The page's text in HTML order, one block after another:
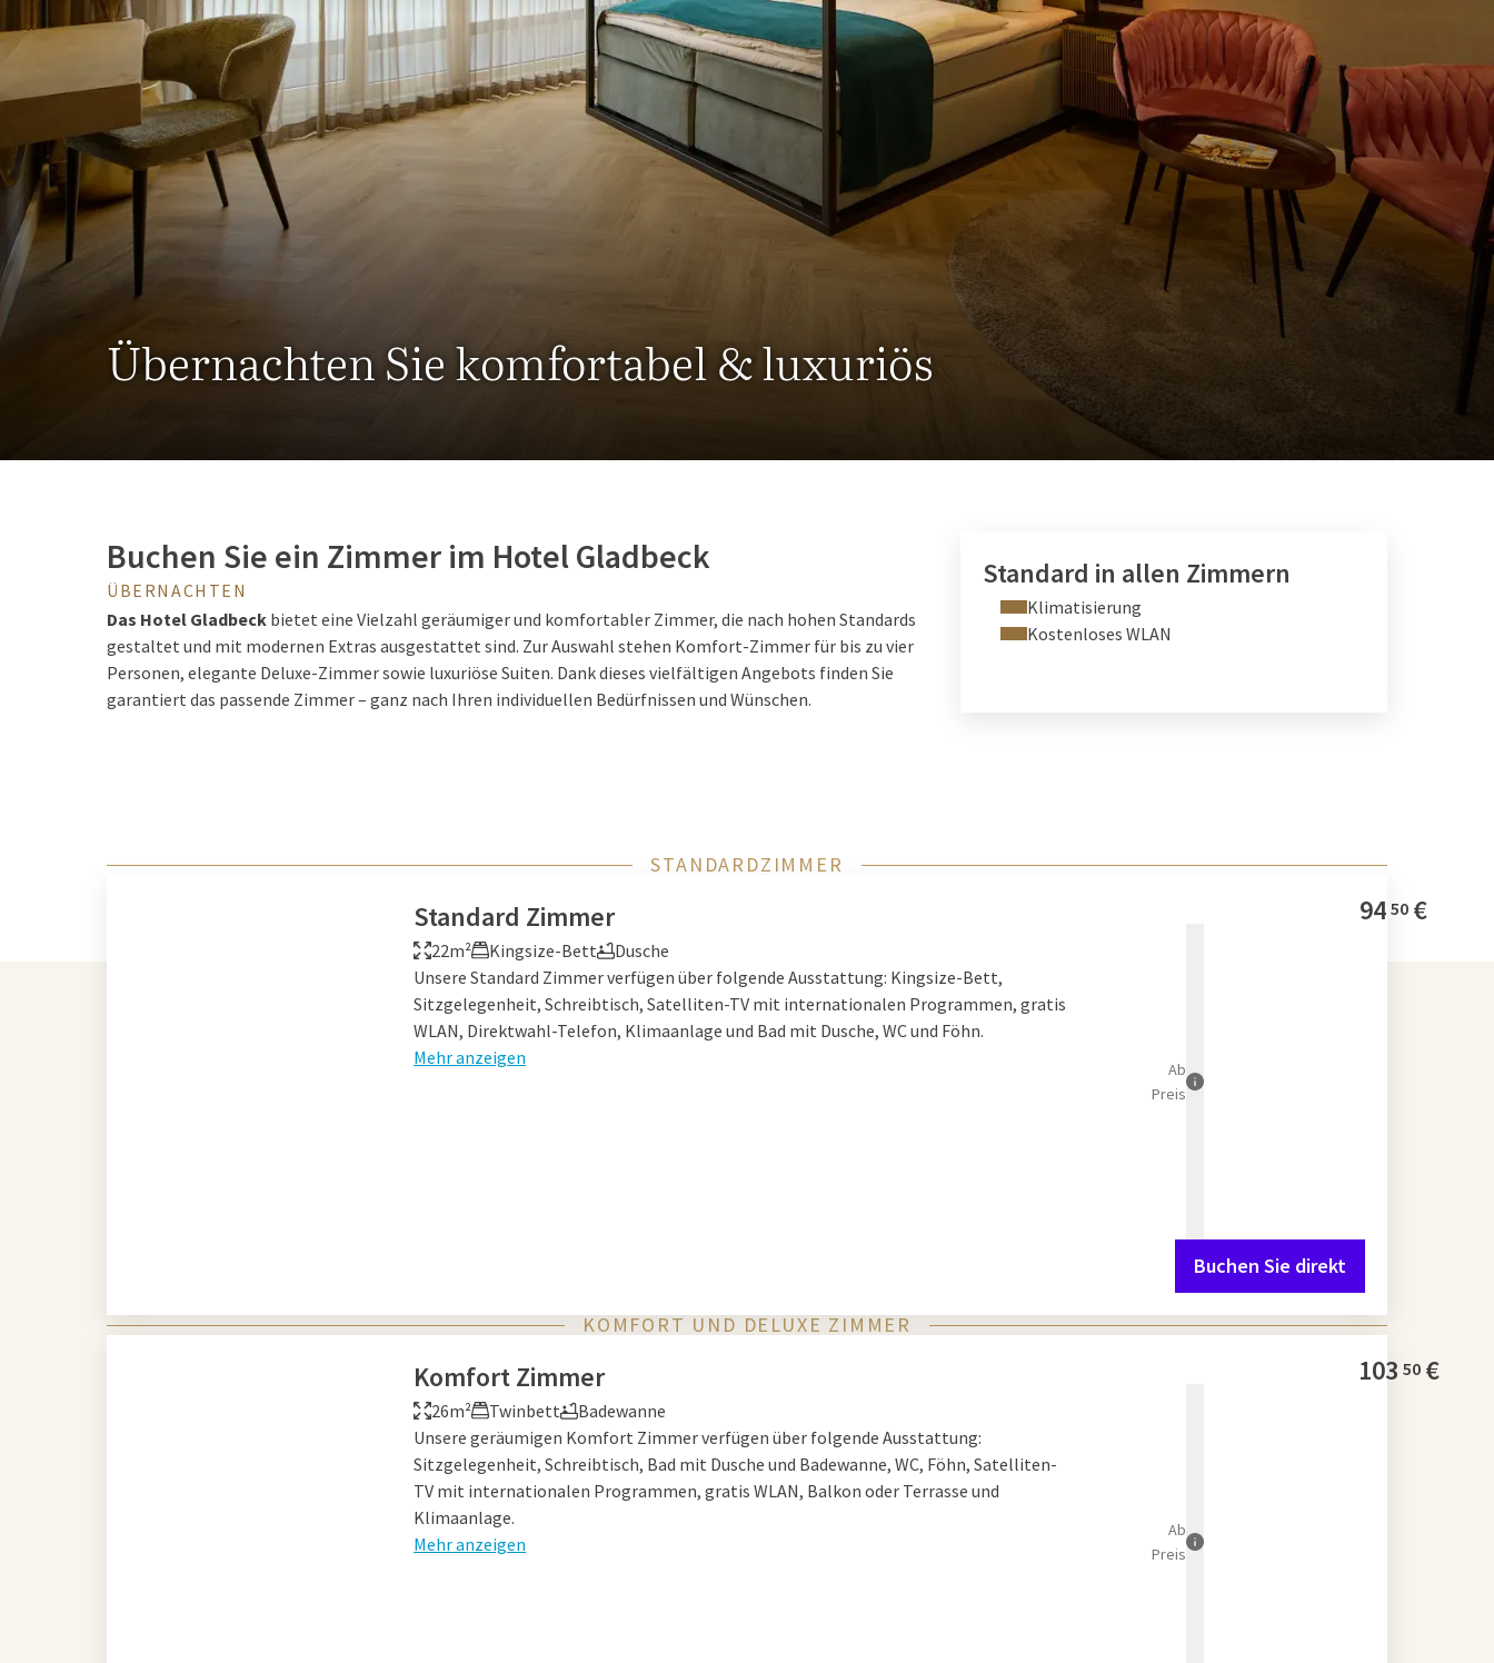
Übernachten Sie komfortabel & luxuriös
Buchen Sie ein Zimmer im Hotel Gladbeck
ÜBERNACHTEN
Das Hotel Gladbeck bietet eine Vielzahl geräumiger und komfortabler Zimmer, die nach hohen Standards
gestaltet und mit modernen Extras ausgestattet sind. Zur Auswahl stehen Komfort-Zimmer für bis zu vier
Personen, elegante Deluxe-Zimmer sowie luxuriöse Suiten. Dank dieses vielfältigen Angebots finden Sie
garantiert das passende Zimmer – ganz nach Ihren individuellen Bedürfnissen und Wünschen.
Standard in allen Zimmern
Klimatisierung
Kostenloses WLAN
STANDARDZIMMER
Standard Zimmer
22m² Kingsize-Bett
Dusche
Unsere Standard Zimmer verfügen über folgende Ausstattung: Kingsize-Bett,
Sitzgelegenheit, Schreibtisch, Satelliten-TV mit internationalen Programmen, gratis
WLAN, Direktwahl-Telefon, Klimaanlage und Bad mit Dusche, WC und Föhn.
Mehr anzeigen
94 50 €
Ab
Preis
Buchen Sie direkt
KOMFORT UND DELUXE ZIMMER
Komfort Zimmer
26m² Twinbett
Badewanne
Unsere geräumigen Komfort Zimmer verfügen über folgende Ausstattung:
Sitzgelegenheit, Schreibtisch, Bad mit Dusche und Badewanne, WC, Föhn, Satelliten-
TV mit internationalen Programmen, gratis WLAN, Balkon oder Terrasse und
Klimaanlage.
Mehr anzeigen
103 50 €
Ab
Preis